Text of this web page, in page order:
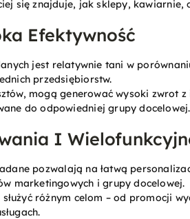
się znajduje, jak sklepy, kawiarnie,
Efektywność
jest relatywnie tani w
przedsiębiorstw.
mogą generować wysoki zwrot
do odpowiedniej grupy docelowej.
I
pozwalają na łatwą
marketingowych i grupy docelowej.
służyć różnym celom – od promocji